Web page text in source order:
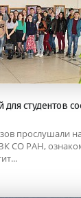
студентов
прослушали
СО РАН,